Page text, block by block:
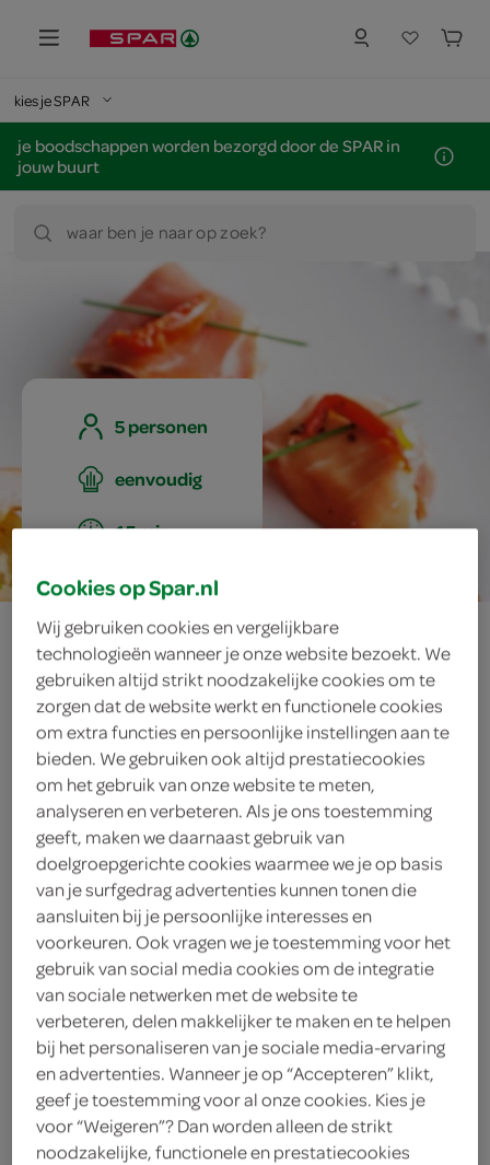
kies je SPAR
je boodschappen worden bezorgd door de SPAR in
jouw buurt
waar ben je naar op zoek?
5 personen
eenvoudig
15 min.
ham met
sinaasappel-
ricottavulling
ingrediënten
12 sprieten bieslook
3 gedroogde tomaten op olie
12 dunne plakjes stokbroden
12 toastjes
6 grote plakken coburgerham
Cookies op Spar.nl
Wij gebruiken cookies en vergelijkbare
technologieën wanneer je onze website bezoekt. We
gebruiken altijd strikt noodzakelijke cookies om te
zorgen dat de website werkt en functionele cookies
om extra functies en persoonlijke instellingen aan te
bieden. We gebruiken ook altijd prestatiecookies
om het gebruik van onze website te meten,
analyseren en verbeteren. Als je ons toestemming
geeft, maken we daarnaast gebruik van
doelgroepgerichte cookies waarmee we je op basis
van je surfgedrag advertenties kunnen tonen die
aansluiten bij je persoonlijke interesses en
voorkeuren. Ook vragen we je toestemming voor het
gebruik van social media cookies om de integratie
van sociale netwerken met de website te
verbeteren, delen makkelijker te maken en te helpen
bij het personaliseren van je sociale media-ervaring
en advertenties. Wanneer je op “Accepteren” klikt,
geef je toestemming voor al onze cookies. Kies je
voor “Weigeren”? Dan worden alleen de strikt
noodzakelijke, functionele en prestatiecookies